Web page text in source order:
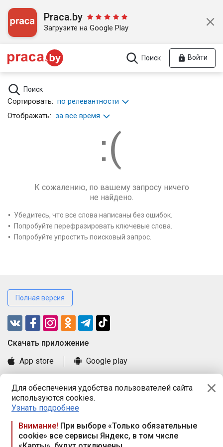
Для обеспечения удобства пользователей сайта
используются cookies.
Узнать подробнее
Внимание! При выборе «Только обязательные
cookie» все сервисы Яндекс, в том числе
Praca.by
Загрузите на Google Play
Поиск Войти
Поиск
Сортировать: по релевантности
Отображать: за все время
К сожалению, по вашему запросу ничего
не найдено.
Убедитесь, что все слова написаны без ошибок.
Попробуйте перефразировать ключевые слова.
Попробуйте упростить поисковый запрос.
Полная версия
Cкачать приложение
App store
Google play
Книга замечаний и предложений
Правила и документы
Praca.by © 2000—2026, ООО «ПРАЦА БАЙ»
Республика Беларусь, 220114, г. Минск, пр-т Независимости
117а, пом. № 9.